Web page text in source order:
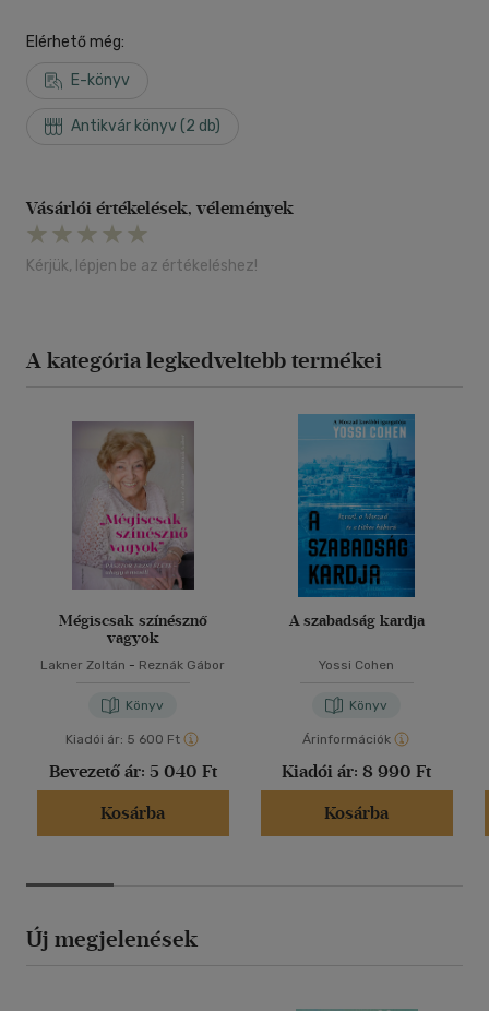
Elérhető még:
E-könyv
Antikvár könyv (2 db)
Vásárlói értékelések, vélemények
Kérjük, lépjen be az értékeléshez!
A kategória legkedveltebb termékei
Mégiscsak színésznő
vagyok
Lakner Zoltán - Reznák Gábor
Könyv
Kiadói ár: 5 600 Ft
Bevezető ár: 5 040 Ft
Kosárba
A szabadság kardja
Yossi Cohen
Könyv
Árinformációk
Kiadói ár: 8 990 Ft
Kosárba
Új megjelenések